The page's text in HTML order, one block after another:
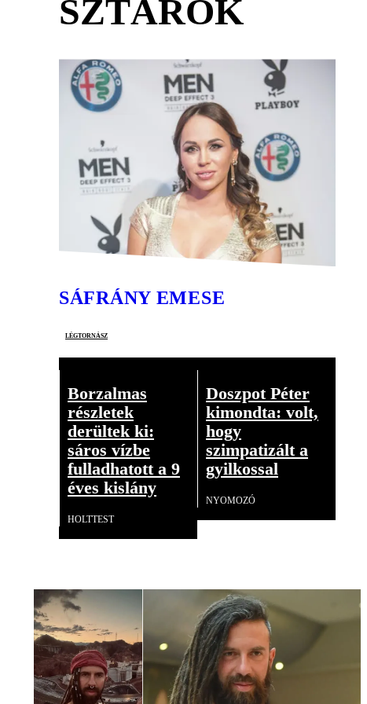
SZTÁROK
SÁFRÁNY EMESE
légtornász
Borzalmas
részletek
derültek ki:
sáros vízbe
fulladhatott a 9
éves kislány
HOLTTEST
Doszpot Péter
kimondta: volt,
hogy
szimpatizált a
gyilkossal
NYOMOZÓ